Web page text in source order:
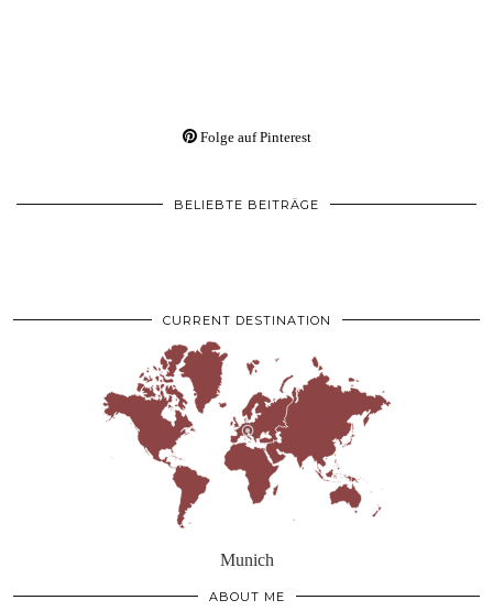
Folge auf Pinterest
BELIEBTE BEITRÄGE
CURRENT DESTINATION
Munich
ABOUT ME